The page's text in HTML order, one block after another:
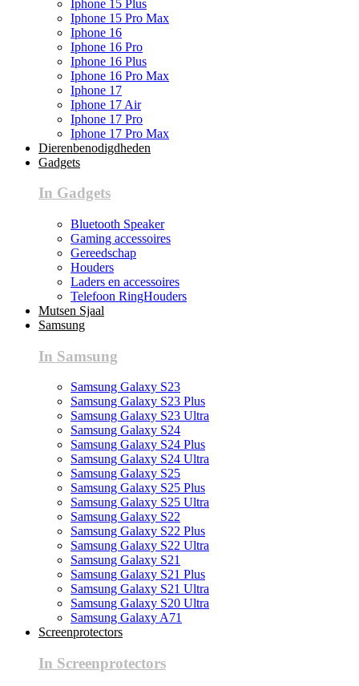
Iphone 15 Plus
Iphone 15 Pro Max
Iphone 16
Iphone 16 Pro
Iphone 16 Plus
Iphone 16 Pro Max
Iphone 17
Iphone 17 Air
Iphone 17 Pro
Iphone 17 Pro Max
Dierenbenodigdheden
Gadgets
In Gadgets
Bluetooth Speaker
Gaming accessoires
Gereedschap
Houders
Laders en accessoires
Telefoon RingHouders
Mutsen Sjaal
Samsung
In Samsung
Samsung Galaxy S23
Samsung Galaxy S23 Plus
Samsung Galaxy S23 Ultra
Samsung Galaxy S24
Samsung Galaxy S24 Plus
Samsung Galaxy S24 Ultra
Samsung Galaxy S25
Samsung Galaxy S25 Plus
Samsung Galaxy S25 Ultra
Samsung Galaxy S22
Samsung Galaxy S22 Plus
Samsung Galaxy S22 Ultra
Samsung Galaxy S21
Samsung Galaxy S21 Plus
Samsung Galaxy S21 Ultra
Samsung Galaxy S20 Ultra
Samsung Galaxy A71
Screenprotectors
In Screenprotectors